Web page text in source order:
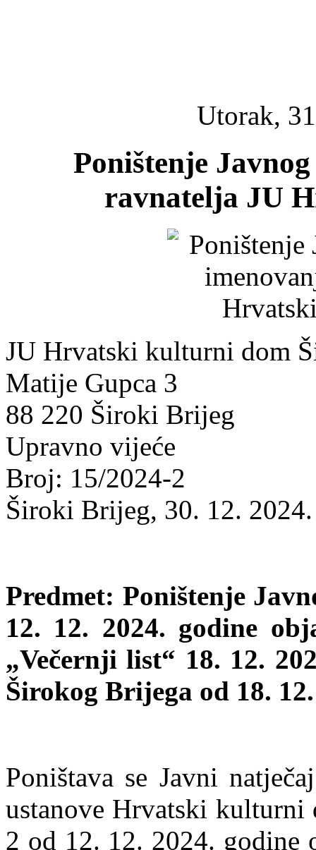
Utorak,
Poništenje
ravnatelja JU
JU Hrvatski kulturni dom
Matije Gupca 3
88 220 Široki Brijeg
Upravno vijeće
Broj: 15/2024-2
Široki Brijeg, 30. 12. 2024.
Predmet: Poništenje
12. 12. 2024. godine
„Večernji list“ 18. 12.
Širokog Brijega od 18.
Poništava se Javni
ustanove Hrvatski
2 od 12. 12. 2024. godine